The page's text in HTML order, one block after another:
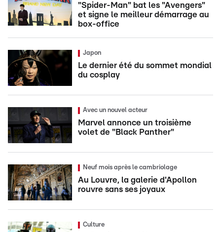
"Spider-Man" bat les "Avengers"
et signe le meilleur démarrage au
box-office
Japon
Le dernier été du sommet mondial
du cosplay
Avec un nouvel acteur
Marvel annonce un troisième
volet de "Black Panther"
Neuf mois après le cambriolage
Au Louvre, la galerie d'Apollon
rouvre sans ses joyaux
Culture